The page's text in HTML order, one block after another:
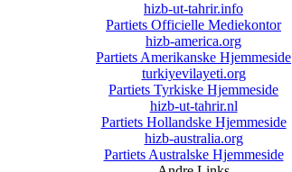
hizb-ut-tahrir.info
Partiets Officielle Mediekontor
hizb-america.org
Partiets Amerikanske Hjemmeside
turkiyevilayeti.org
Partiets Tyrkiske Hjemmeside
hizb-ut-tahrir.nl
Partiets Hollandske Hjemmeside
hizb-australia.org
Partiets Australske Hjemmeside